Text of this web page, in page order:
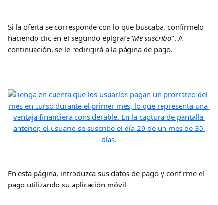
Si la oferta se corresponde con lo que buscaba, confírmelo
haciendo clic en el segundo epígrafe"Me suscribo". A
continuación, se le redirigirá a la página de pago.
En esta página, introduzca sus datos de pago y confirme el
pago utilizando su aplicación móvil.